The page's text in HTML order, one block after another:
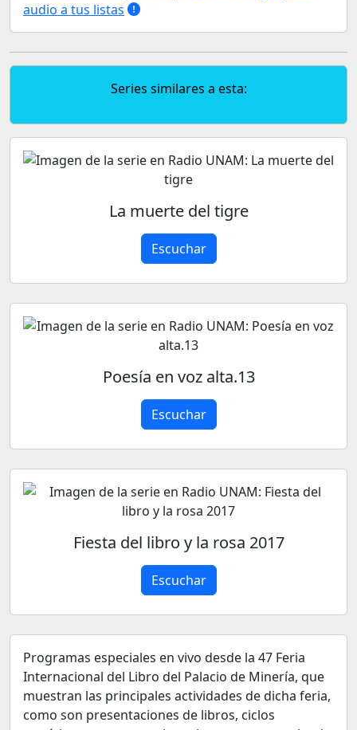
audio a tus listas
Series similares a esta:
La muerte del tigre
Escuchar
Poesía en voz alta.13
Escuchar
Fiesta del libro y la rosa 2017
Escuchar
Programas especiales en vivo desde la 47 Feria
Internacional del Libro del Palacio de Minería, que
muestran las principales actividades de dicha feria,
como son presentaciones de libros, ciclos